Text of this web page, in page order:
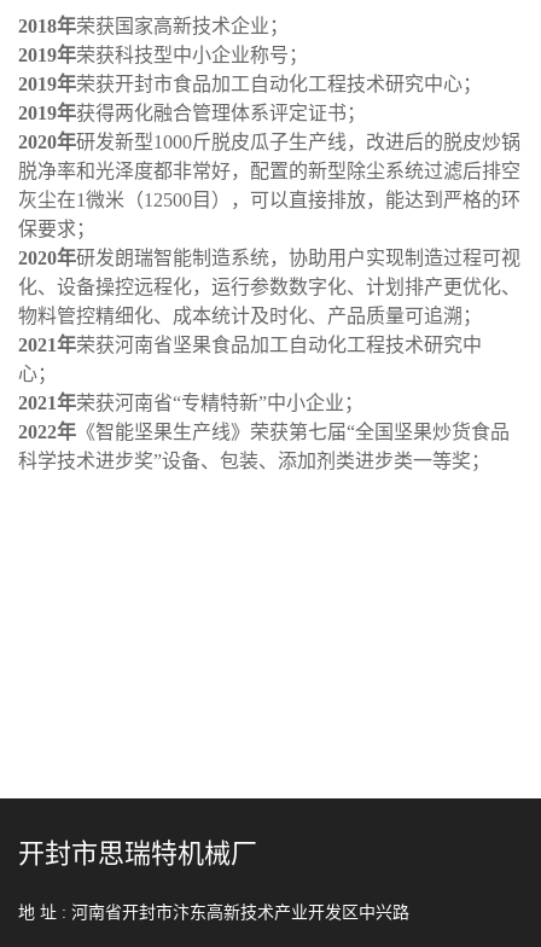
2018年荣获国家高新技术企业；
2019年荣获科技型中小企业称号；
2019年荣获开封市食品加工自动化工程技术研究中心；
2019年获得两化融合管理体系评定证书；
2020年研发新型1000斤脱皮瓜子生产线，改进后的脱皮炒锅
脱净率和光泽度都非常好，配置的新型除尘系统过滤后排空
灰尘在1微米（12500目），可以直接排放，能达到严格的环
保要求；
2020年研发朗瑞智能制造系统，协助用户实现制造过程可视
化、设备操控远程化，运行参数数字化、计划排产更优化、
物料管控精细化、成本统计及时化、产品质量可追溯；
2021年荣获河南省坚果食品加工自动化工程技术研究中
心；
2021年荣获河南省“专精特新”中小企业；
2022年 《智能坚果生产线》荣获第七届“全国坚果炒货食品
科学技术进步奖”设备、包装、添加剂类进步类一等奖；
开封市思瑞特机械厂
地 址 : 河南省开封市汴东高新技术产业开发区中兴路